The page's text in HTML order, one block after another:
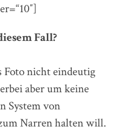
Fall?
Foto nicht eindeutig
aber um keine
System von
Narren halten will.